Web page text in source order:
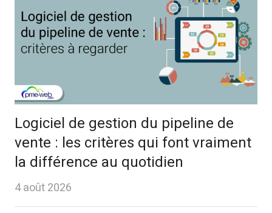
Logiciel de gestion du pipeline de
vente : les critères qui font vraiment
la différence au quotidien
4 août 2026